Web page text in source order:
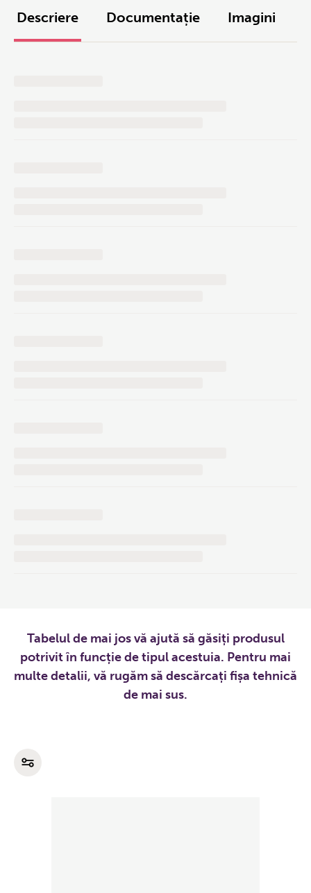
Descriere Documentație Imagini
Tabelul de mai jos vă ajută să găsiți produsul
potrivit în funcție de tipul acestuia. Pentru mai
multe detalii, vă rugăm să descărcați fișa tehnică
de mai sus.